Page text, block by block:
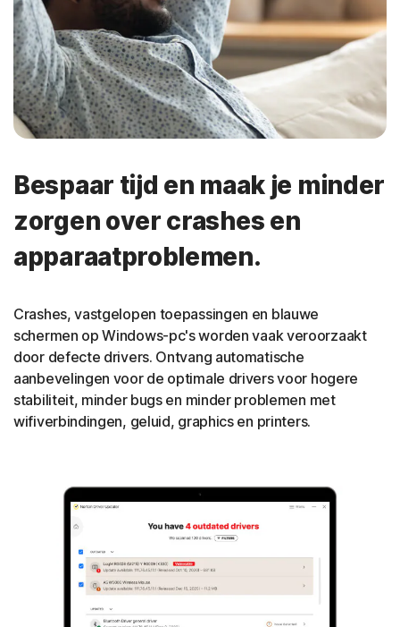
Bespaar tijd en maak je minder
zorgen over crashes en
apparaatproblemen.
Crashes, vastgelopen toepassingen en blauwe
schermen op Windows-pc's worden vaak veroorzaakt
door defecte drivers. Ontvang automatische
aanbevelingen voor de optimale drivers voor hogere
stabiliteit, minder bugs en minder problemen met
wifiverbindingen, geluid, graphics en printers.